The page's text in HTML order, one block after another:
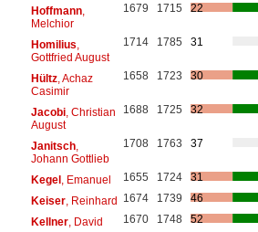
Hoffmann,
Melchior
1679 1715 22
Homilius
Gottfried August
1714 1785 31
Hültz, Achaz
Casimir
1658 1723 30
Jacobi, Christian
August
1688 1725 32
Janitsch,
Johann Gottlieb
1708 1763 37
Kegel, Emanuel 1655 1724
31
Keiser, Reinhard 1674 1739
46
Kellner, David 1670 1748
52